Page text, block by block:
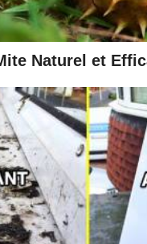
Naturel et